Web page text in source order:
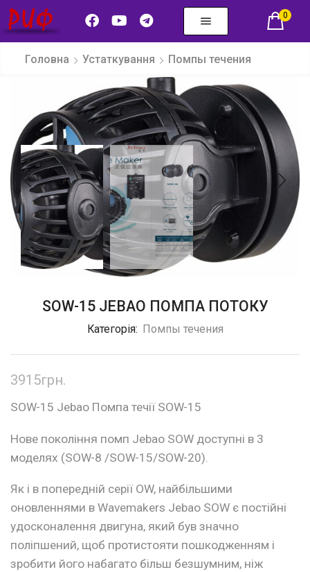
0
Головна Устаткування Помпы течения
SOW-15 JEBAO ПОМПА ПОТОКУ
Категорія: Помпы течения
3915грн.
SOW-15 Jebao Помпа течії SOW-15
Нове покоління помп Jebao SOW доступні в 3
моделях (SOW-8 /SOW-15/SOW-20).
Як і в попередній серії OW, найбільшими
оновленнями в Wavemakers Jebao SOW є постійні
удосконалення двигуна, який був значно
поліпшений, щоб протистояти пошкодженням і
зробити його набагато більш безшумним, ніж